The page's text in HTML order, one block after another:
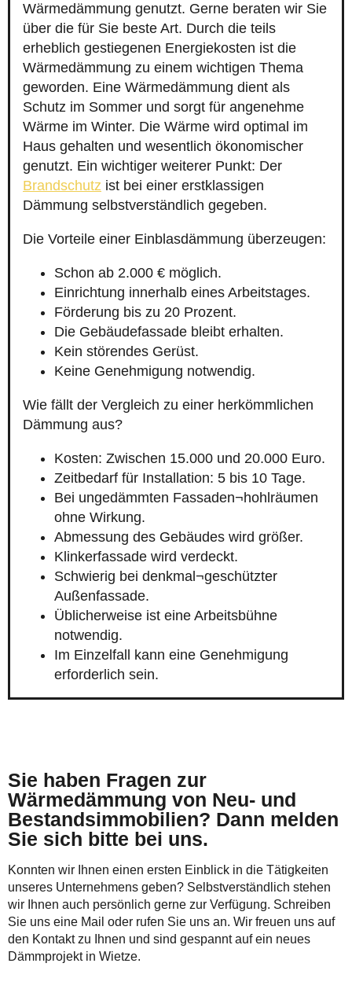
Wärmedämmung genutzt. Gerne beraten wir Sie
über die für Sie beste Art. Durch die teils
erheblich gestiegenen Energiekosten ist die
Wärmedämmung zu einem wichtigen Thema
geworden. Eine Wärmedämmung dient als
Schutz im Sommer und sorgt für angenehme
Wärme im Winter. Die Wärme wird optimal im
Haus gehalten und wesentlich ökonomischer
genutzt. Ein wichtiger weiterer Punkt: Der
Brandschutz ist bei einer erstklassigen
Dämmung selbstverständlich gegeben.
Die Vorteile einer Einblasdämmung überzeugen:
Schon ab 2.000 € möglich.
Einrichtung innerhalb eines Arbeitstages.
Förderung bis zu 20 Prozent.
Die Gebäudefassade bleibt erhalten.
Kein störendes Gerüst.
Keine Genehmigung notwendig.
Wie fällt der Vergleich zu einer herkömmlichen
Dämmung aus?
Kosten: Zwischen 15.000 und 20.000 Euro.
Zeitbedarf für Installation: 5 bis 10 Tage.
Bei ungedämmten Fassaden¬hohlräumen
ohne Wirkung.
Abmessung des Gebäudes wird größer.
Klinkerfassade wird verdeckt.
Schwierig bei denkmal¬geschützter
Außenfassade.
Üblicherweise ist eine Arbeitsbühne
notwendig.
Im Einzelfall kann eine Genehmigung
erforderlich sein.
Sie haben Fragen zur
Wärmedämmung von Neu- und
Bestandsimmobilien? Dann melden
Sie sich bitte bei uns.
Konnten wir Ihnen einen ersten Einblick in die Tätigkeiten
unseres Unternehmens geben? Selbstverständlich stehen
wir Ihnen auch persönlich gerne zur Verfügung. Schreiben
Sie uns eine Mail oder rufen Sie uns an. Wir freuen uns auf
den Kontakt zu Ihnen und sind gespannt auf ein neues
Dämmprojekt in Wietze.